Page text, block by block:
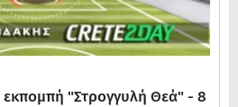
εκπομπή "Στρογγυλή Θεά" - 8